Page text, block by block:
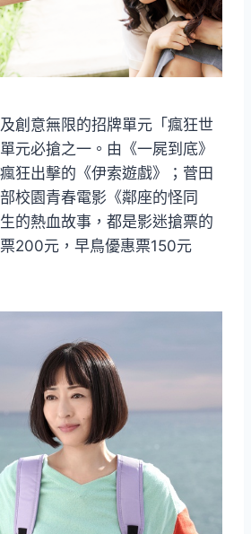
創意無限的招牌單元「瘋狂世
元必搶之一。由《一屍到底》
狂出擊的《伊索遊戲》；菅田
校園青春電影《鄰座的怪同
的熱血故事，都是影迷搶票的
200元，早鳥優惠票150元